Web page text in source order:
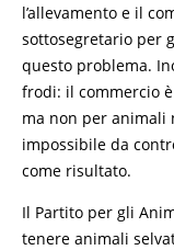
l’allevamento e il
sottosegretario per
questo problema.
frodi: il commercio
ma non per animali
impossibile da
come risultato.
Il Partito per gli
tenere animali